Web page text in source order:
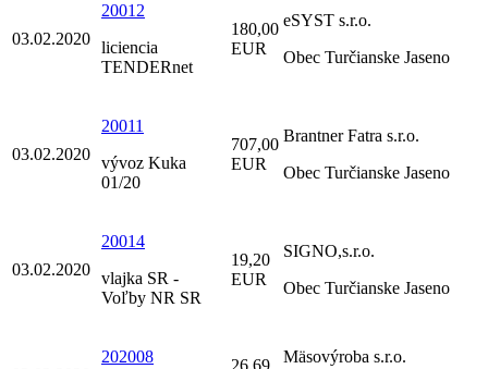
03.02.2020
20012
liciencia
TENDERnet
180,00
EUR
eSYST s.r.o.
Obec Turčianske Jaseno
03.02.2020
20011
vývoz Kuka
01/20
707,00
EUR
Brantner Fatra s.r.o.
Obec Turčianske Jaseno
03.02.2020
20014
vlajka SR -
Voľby NR SR
19,20
EUR
SIGNO,s.r.o.
Obec Turčianske Jaseno
202008
26,69
Mäsovýroba s.r.o.